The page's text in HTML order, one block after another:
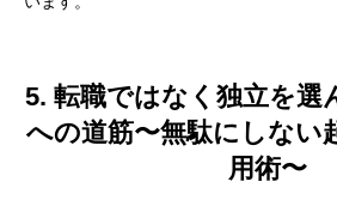
5. 転職ではなく独立を選
への道筋〜無駄にしない
用術〜